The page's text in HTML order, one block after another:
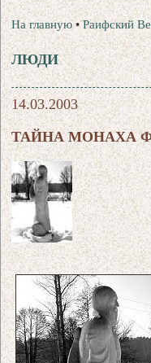
На главную •Раифский
ЛЮДИ
14.03.2003
ТАЙНА МОНАХА